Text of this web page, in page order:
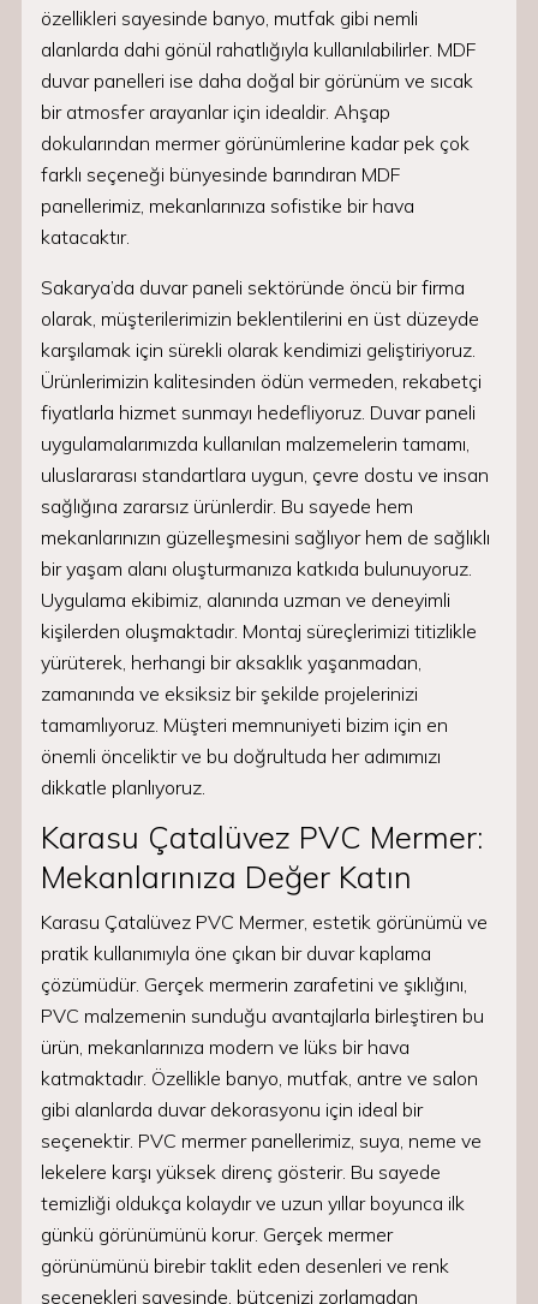
özellikleri sayesinde banyo, mutfak gibi nemli
alanlarda dahi gönül rahatlığıyla kullanılabilirler. MDF
duvar panelleri ise daha doğal bir görünüm ve sıcak
bir atmosfer arayanlar için idealdir. Ahşap
dokularından mermer görünümlerine kadar pek çok
farklı seçeneği bünyesinde barındıran MDF
panellerimiz, mekanlarınıza sofistike bir hava
katacaktır.
Sakarya’da duvar paneli sektöründe öncü bir firma
olarak, müşterilerimizin beklentilerini en üst düzeyde
karşılamak için sürekli olarak kendimizi geliştiriyoruz.
Ürünlerimizin kalitesinden ödün vermeden, rekabetçi
fiyatlarla hizmet sunmayı hedefliyoruz. Duvar paneli
uygulamalarımızda kullanılan malzemelerin tamamı,
uluslararası standartlara uygun, çevre dostu ve insan
sağlığına zararsız ürünlerdir. Bu sayede hem
mekanlarınızın güzelleşmesini sağlıyor hem de sağlıklı
bir yaşam alanı oluşturmanıza katkıda bulunuyoruz.
Uygulama ekibimiz, alanında uzman ve deneyimli
kişilerden oluşmaktadır. Montaj süreçlerimizi titizlikle
yürüterek, herhangi bir aksaklık yaşanmadan,
zamanında ve eksiksiz bir şekilde projelerinizi
tamamlıyoruz. Müşteri memnuniyeti bizim için en
önemli önceliktir ve bu doğrultuda her adımımızı
dikkatle planlıyoruz.
Karasu Çatalüvez PVC Mermer:
Mekanlarınıza Değer Katın
Karasu Çatalüvez PVC Mermer, estetik görünümü ve
pratik kullanımıyla öne çıkan bir duvar kaplama
çözümüdür. Gerçek mermerin zarafetini ve şıklığını,
PVC malzemenin sunduğu avantajlarla birleştiren bu
ürün, mekanlarınıza modern ve lüks bir hava
katmaktadır. Özellikle banyo, mutfak, antre ve salon
gibi alanlarda duvar dekorasyonu için ideal bir
seçenektir. PVC mermer panellerimiz, suya, neme ve
lekelere karşı yüksek direnç gösterir. Bu sayede
temizliği oldukça kolaydır ve uzun yıllar boyunca ilk
günkü görünümünü korur. Gerçek mermer
görünümünü birebir taklit eden desenleri ve renk
seçenekleri sayesinde, bütçenizi zorlamadan